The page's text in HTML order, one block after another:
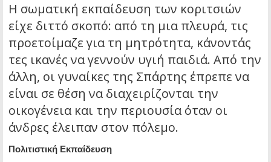
Η σωματική εκπαίδευση των κοριτσιών
είχε διττό σκοπό: από τη μια πλευρά, τις
προετοίμαζε για τη μητρότητα, κάνοντάς
τες ικανές να γεννούν υγιή παιδιά. Από την
άλλη, οι γυναίκες της Σπάρτης έπρεπε να
είναι σε θέση να διαχειρίζονται την
οικογένεια και την περιουσία όταν οι
άνδρες έλειπαν στον πόλεμο.
Πολιτιστική Εκπαίδευση